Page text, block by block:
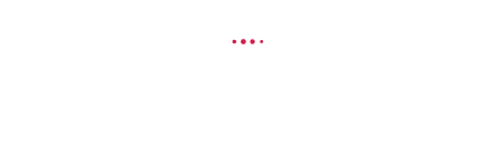
СООБЩИТЬ О ПОСТУПЛЕНИИ